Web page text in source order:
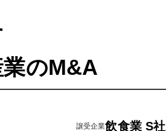
のM&A
譲受企業飲食業 S社